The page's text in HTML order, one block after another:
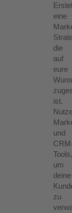
eine
die
auf
eure
ist.
und
um
deine
zu